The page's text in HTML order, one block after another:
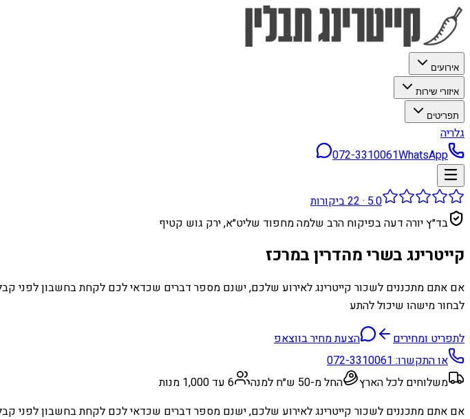
אירועים
איזורי שירות
תפריטים
גלריה
072-3310061WhatsApp
5.0
·
22ביקורות
בד״ץ יורה דעה בפיקוח הרב שלמה מחפוד שליט״א, ירק גוש קטיף
קייטרינג בשרי מהדרין במרכז
אם אתם מתכננים לשכור קייטרינג לאירוע שלכם, ישנם מספר דברים שכדאי לכם לקחת בחשבון לפני
לבחור מישהו שיכול להתע
לתפריט ומחירים
הצעת מחיר בווצאפ
או התקשרו:072-3310061
משלוחים לכל הארץ
החל מ-50 ש״ח למנה
6 עד 1,000 מנות
אם אתם מתכננים לשכור קייטרינג לאירוע שלכם, ישנם מספר דברים שכדאי לכם לקחת בחשבון לפני